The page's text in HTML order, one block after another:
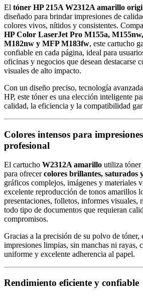
El tóner HP 215A W2312A amarillo
diseñado para brindar impresiones de
colores vivos, nítidos y consistentes.
HP Color LaserJet Pro M155a,
M182nw y MFP M183fw, este cartucho
confiable en cada página, ideal para
oficinas y negocios que desean destacarse
visuales de alto impacto.
Con un diseño preciso, tecnología
HP, este tóner es una elección inteligente
calidad, la eficiencia y la compatibilidad
Colores intensos para
profesional
El cartucho W2312A amarillo utiliza tóner
para ofrecercolores brillantes, saturados
gráficos complejos, imágenes y materiales
excelente reproducción de tonos amarillos
presentaciones, folletos, informes visuales,
todo tipo de documentos que requieran
compromisos.
Gracias a la precisión de su polvo de tóner,
impresiones limpias, sin manchas ni rayas,
uniforme y excelente adherencia al papel.
Rendimiento eficiente y confiable